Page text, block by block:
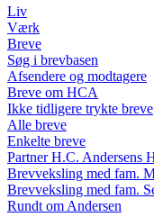
Liv
Værk
Breve
Søg i brevbasen
Afsendere og modtagere
Breve om HCA
Ikke tidligere trykte breve
Alle breve
Enkelte breve
Partner H.C. Andersens
Brevveksling med fam.
Brevveksling med fam.
Rundt om Andersen